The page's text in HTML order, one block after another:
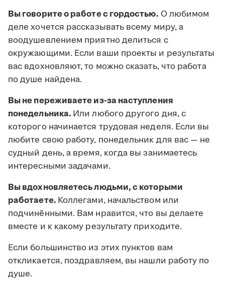
Вы говорите о работе с гордостью. О любимом
деле хочется рассказывать всему миру, а
воодушевлением приятно делиться с
окружающими. Если ваши проекты и результаты
вас вдохновляют, то можно сказать, что работа
по душе найдена.
Вы не переживаете из-за наступления
понедельника. Или любого другого дня, с
которого начинается трудовая неделя. Если вы
любите свою работу, понедельник для вас — не
судный день, а время, когда вы занимаетесь
интересными задачами.
Вы вдохновляетесь людьми, с которыми
работаете. Коллегами, начальством или
подчинёнными. Вам нравится, что вы делаете
вместе и к какому результату приходите.
Если большинство из этих пунктов вам
откликается, поздравляем, вы нашли работу по
душе.